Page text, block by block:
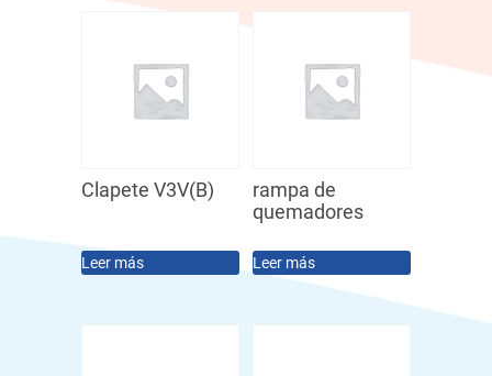
Clapete V3V(B)
Leer más
rampa de
quemadores
Leer más